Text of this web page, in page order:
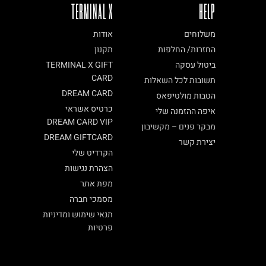
TERMINAL X
אודות
תקנון
TERMINAL X GIFT
CARD
DREAM CARD
כרטיס אשראי
DREAM CARD VIP
DREAM GIFTCARD
הקרדיט שלי
הצהרת נגישות
מפת אתר
מסמכי חברה
תנאי שימוש ומדיניות
פרטיות
HELP
משלוחים
החזרות/ החלפות
ביטול עסקה
תשובות לכל השאלות
הטבות מולטיפאס
איפה ההזמנה שלי
מבקר פנים – מקשיבון
יצירת קשר